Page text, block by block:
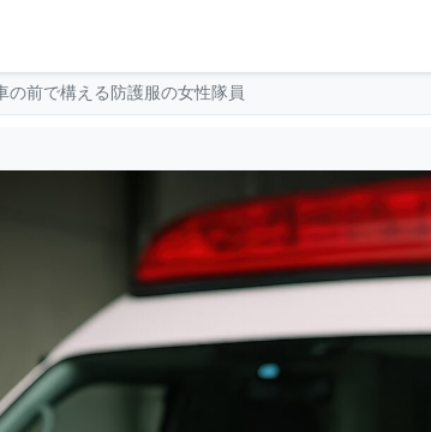
の前で構える防護服の女性隊員